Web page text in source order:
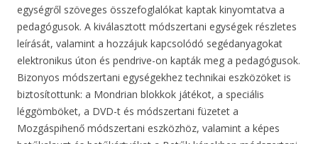
egységről szöveges összefoglalókat kaptak kinyomtatva a
pedagógusok. A kiválasztott módszertani egységek részletes
leírását, valamint a hozzájuk kapcsolódó segédanyagokat
elektronikus úton és pendrive-on kapták meg a pedagógusok.
Bizonyos módszertani egységekhez technikai eszközöket is
biztosítottunk: a Mondrian blokkok játékot, a speciális
léggömböket, a DVD-t és módszertani füzetet a
Mozgáspihenő módszertani eszközhöz, valamint a képes